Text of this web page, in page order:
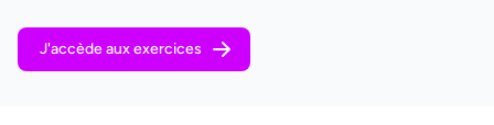
J'accède aux exercices